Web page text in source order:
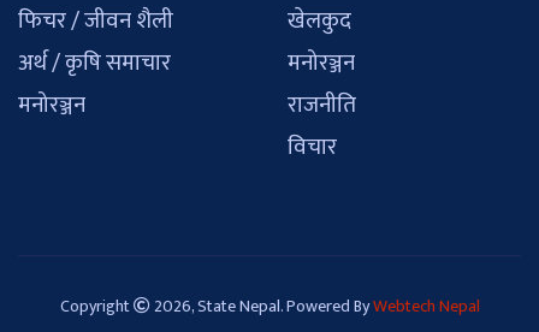
फिचर / जीवन शैली
अर्थ / कृषि समाचार
मनोरञ्जन
खेलकुद
मनोरञ्जन
राजनीति
विचार
Copyright 2026, State Nepal. Powered ByWebtech Nepal